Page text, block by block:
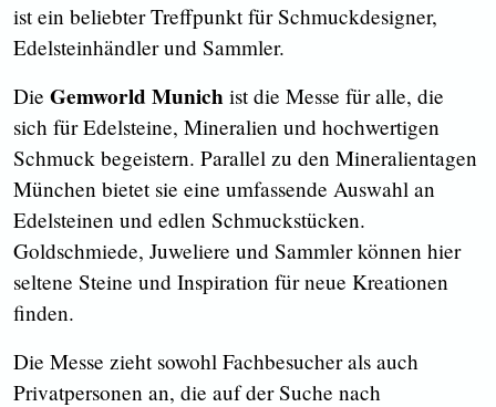
ist ein beliebter Treffpunkt für Schmuckdesigner,
Edelsteinhändler und Sammler.
Die Gemworld Munich ist die Messe für alle, die
sich für Edelsteine, Mineralien und hochwertigen
Schmuck begeistern. Parallel zu den Mineralientagen
München bietet sie eine umfassende Auswahl an
Edelsteinen und edlen Schmuckstücken.
Goldschmiede, Juweliere und Sammler können hier
seltene Steine und Inspiration für neue Kreationen
finden.
Die Messe zieht sowohl Fachbesucher als auch
Privatpersonen an, die auf der Suche nach